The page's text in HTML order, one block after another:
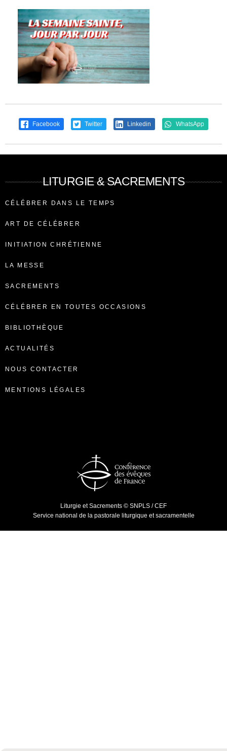
Facebook Twitter Linkedin WhatsApp
LITURGIE & SACREMENTS
CÉLÉBRER DANS LE TEMPS
ART DE CÉLÉBRER
INITIATION CHRÉTIENNE
LA MESSE
SACREMENTS
CÉLÉBRER EN TOUTES OCCASIONS
BIBLIOTHÈQUE
ACTUALITÉS
NOUS CONTACTER
MENTIONS LÉGALES
Liturgie et Sacrements © SNPLS / CEF
Service national de la pastorale liturgique et sacramentelle